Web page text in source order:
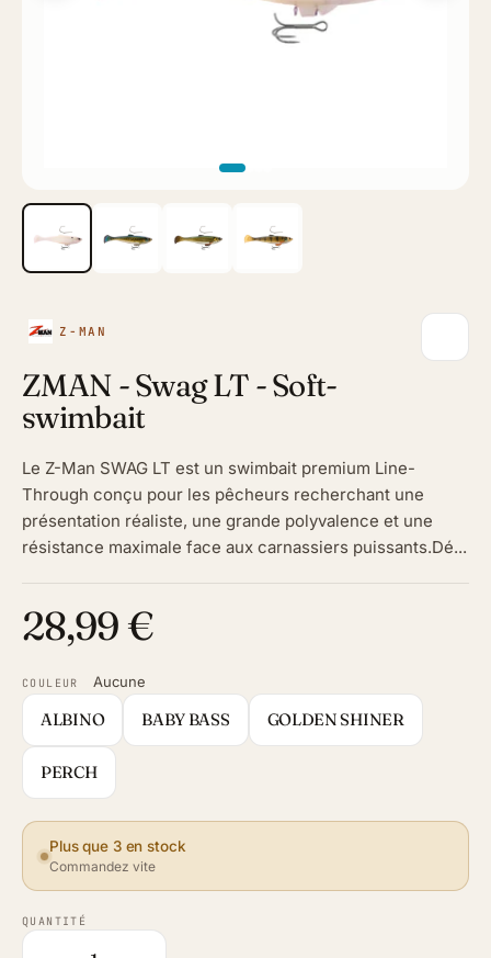
Z-MAN
ZMAN - Swag LT - Soft-
swimbait
Le Z-Man SWAG LT est un swimbait premium Line-
Through conçu pour les pêcheurs recherchant une
présentation réaliste, une grande polyvalence et une
résistance maximale face aux carnassiers puissants.Dé...
28,99 €
COULEUR Aucune
ALBINO BABY BASS GOLDEN SHINER
PERCH
Plus que 3 en stock
Commandez vite
QUANTITÉ